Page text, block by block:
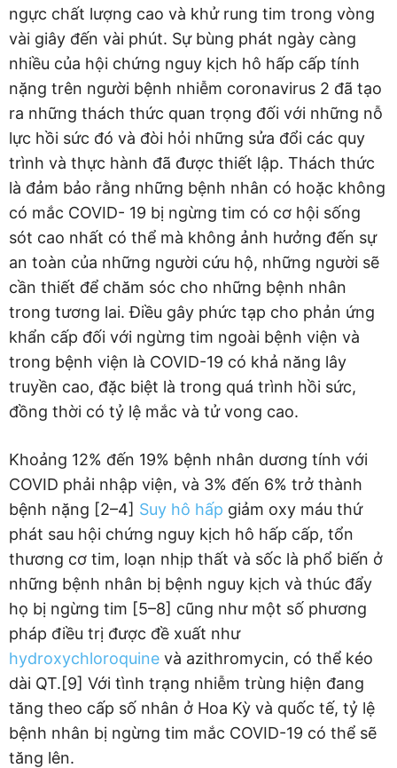
ngực chất lượng cao và khử rung tim trong vòng
vài giây đến vài phút. Sự bùng phát ngày càng
nhiều của hội chứng nguy kịch hô hấp cấp tính
nặng trên người bệnh nhiễm coronavirus 2 đã tạo
ra những thách thức quan trọng đối với những nỗ
lực hồi sức đó và đòi hỏi những sửa đổi các quy
trình và thực hành đã được thiết lập. Thách thức
là đảm bảo rằng những bệnh nhân có hoặc không
có mắc COVID- 19 bị ngừng tim có cơ hội sống
sót cao nhất có thể mà không ảnh hưởng đến sự
an toàn của những người cứu hộ, những người sẽ
cần thiết để chăm sóc cho những bệnh nhân
trong tương lai. Điều gây phức tạp cho phản ứng
khẩn cấp đối với ngừng tim ngoài bệnh viện và
trong bệnh viện là COVID-19 có khả năng lây
truyền cao, đặc biệt là trong quá trình hồi sức,
đồng thời có tỷ lệ mắc và tử vong cao.
Khoảng 12% đến 19% bệnh nhân dương tính với
COVID phải nhập viện, và 3% đến 6% trở thành
bệnh nặng [2–4] Suy hô hấp giảm oxy máu thứ
phát sau hội chứng nguy kịch hô hấp cấp, tổn
thương cơ tim, loạn nhịp thất và sốc là phổ biến ở
những bệnh nhân bị bệnh nguy kịch và thúc đẩy
họ bị ngừng tim [5–8] cũng như một số phương
pháp điều trị được đề xuất như
hydroxychloroquine và azithromycin, có thể kéo
dài QT.[9] Với tình trạng nhiễm trùng hiện đang
tăng theo cấp số nhân ở Hoa Kỳ và quốc tế, tỷ lệ
bệnh nhân bị ngừng tim mắc COVID-19 có thể sẽ
tăng lên.